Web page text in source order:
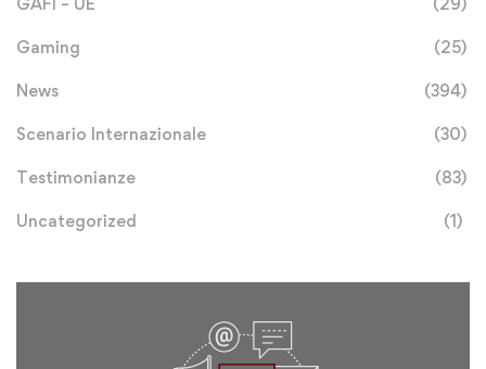
Gaming (25)
News (394)
Scenario Internazionale (30)
Testimonianze (83)
Uncategorized (1)